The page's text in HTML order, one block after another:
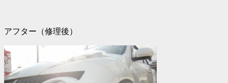
アフター（修理後）